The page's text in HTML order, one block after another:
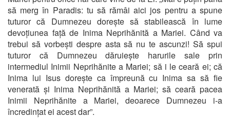
să merg în Paradis: tu să rămâi aici jos pentru a spune
tuturor că Dumnezeu dorește să stabilească în lume
devoțiunea față de Inima Neprihănită a Mariei. Când va
trebui să vorbești despre asta să nu te ascunzi! Să spui
tuturor că Dumnezeu dăruiește harurile sale prin
intermediul Inimii Neprihănite a Mariei; să i le ceară ei; că
Inima lui Isus dorește ca împreună cu Inima sa să fie
venerată și Inima Neprihănită a Mariei; să ceară pacea
Inimii Neprihănite a Mariei, deoarece Dumnezeu i-a
încredințat ei acest dar”.